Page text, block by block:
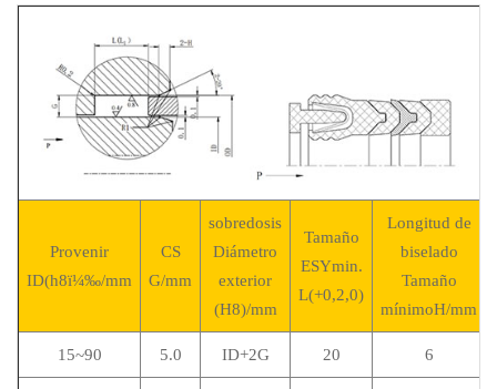
Provenir
ID(h8ï¼‰/mm
CS
G/mm
sobredosis
Diámetro
exterior
(H8)/mm
Tamaño
ESYmin.
L(+0,2,0)
Longitud de
biselado
Tamaño
mínimoH/mm
15~90 5.0 ID+2G 20 6